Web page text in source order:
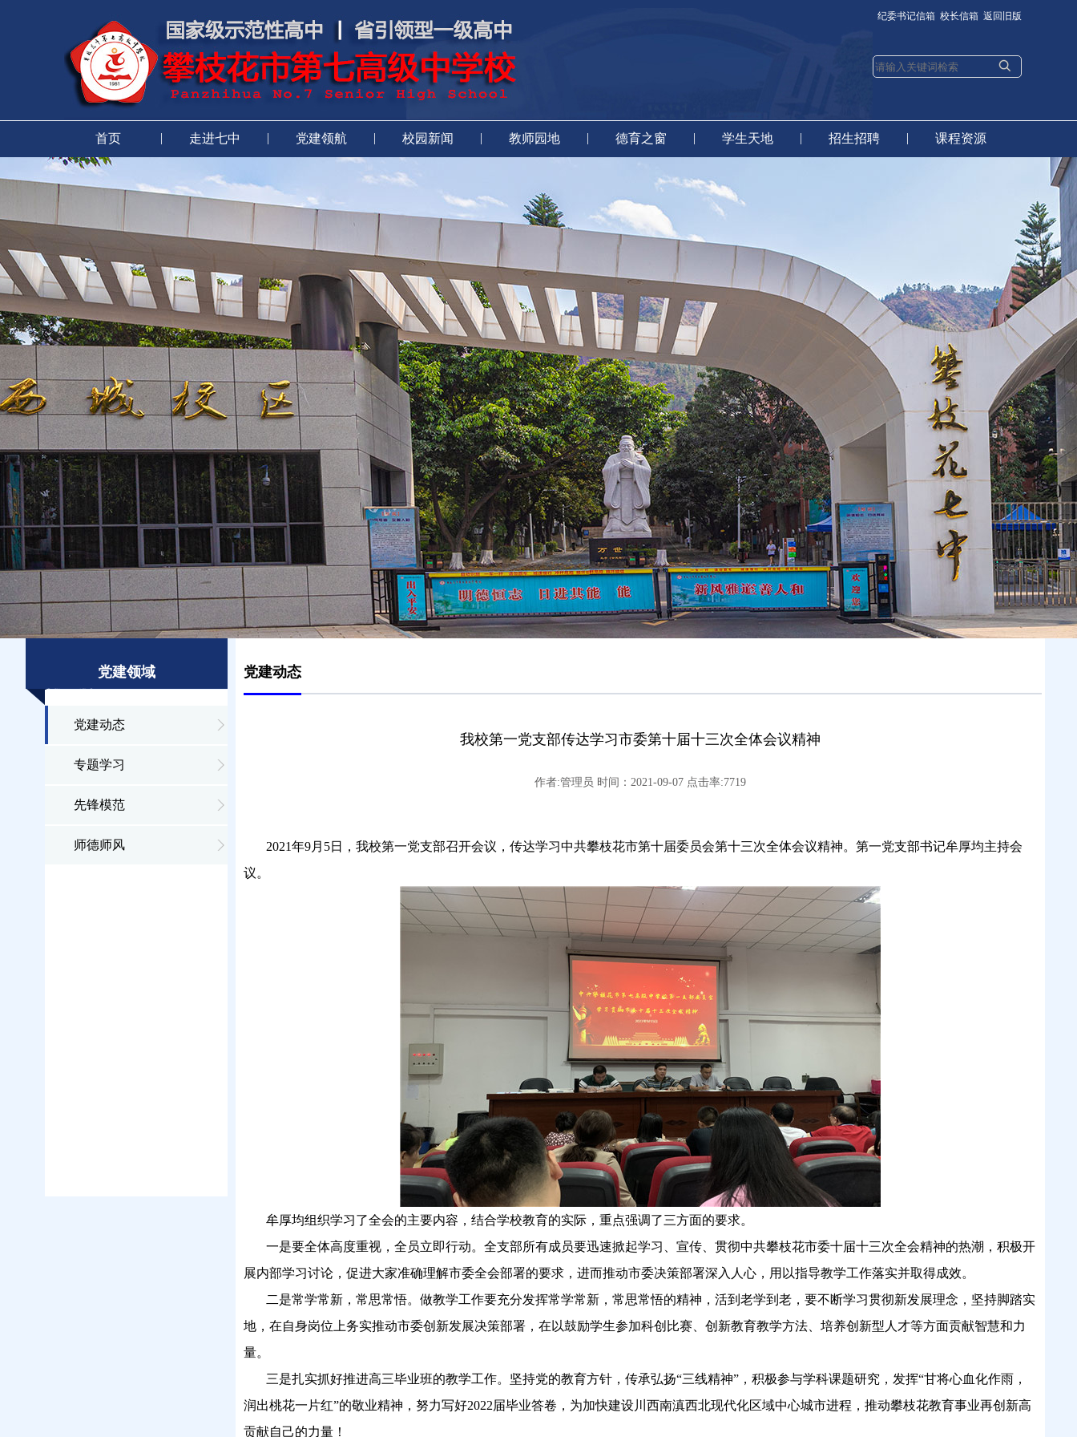
纪委书记信箱 校长信箱 返回旧版
首页 | 走进七中 | 党建领航 | 校园新闻 | 教师园地 | 德育之窗 | 学生天地 | 招生招聘 | 课程资源
党建领域
党建动态
专题学习
先锋模范
师德师风
党建动态
我校第一党支部传达学习市委第十届十三次全体会议精神
作者:管理员 时间：2021-09-07 点击率:7719
2021年9月5日，我校第一党支部召开会议，传达学习中共攀枝花市第十届委员会第十三次全体会议精神。第一党支部书记牟厚均主持会
议。
牟厚均组织学习了全会的主要内容，结合学校教育的实际，重点强调了三方面的要求。
一是要全体高度重视， 全员立即行动。 全支部所有成员要迅速掀起学习 宣传 贯彻中共攀枝花市委十届十三次全会精神的热潮， 积极开
展内部学习讨论 ， 促进大家准确理解市委全会部署的要求， 进而推动市委决策部署深入人心，用以指导教学工作落实并取得成效。
二是常学常新 ， 常思常悟。 做教学工作要充分发挥常学常新，常思常悟的精神 ， 活到老学到老，要不断学习贯彻新发展理念， 坚持脚踏实
地，在自身岗位上务实推动市委创新发展决策部署，在 以鼓励学生参加科创比赛、创新教育教学方法、培养创新型人才等方面贡献智慧和力
量。
三是扎实抓好推进高三毕业班的教学工作。 坚持党的教育方针 ，传承弘扬“三线精神”， 积极参与学科课题研究 ， 发挥“甘将心血化作雨，
润出桃花一片红”的敬业精神， 努力写好2022届毕业答卷，为加快建设川西南滇西北现代化区域中心城市进程，推动攀枝花教育事业再创新高
贡献自己的力量！